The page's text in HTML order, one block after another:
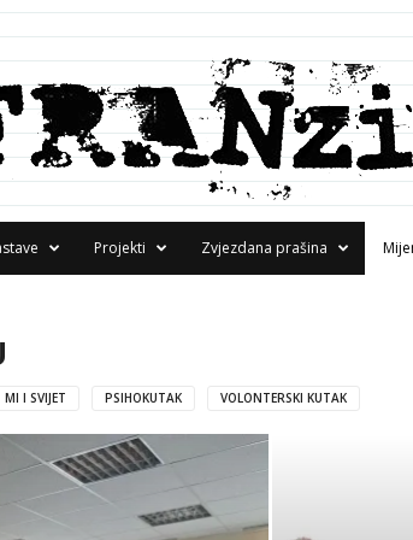
Projekti Zvjezdana prašina
MI I SVIJET PSIHOKUTAK VOLONTERSKI KUTAK